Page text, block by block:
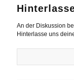
An der Diskussion
Hinterlasse uns